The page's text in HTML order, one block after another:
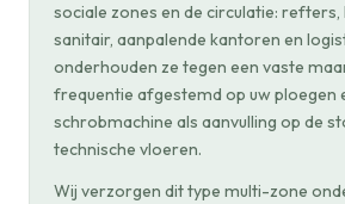
sociale zones en de circulatie: refters,
sanitair, aanpalende kantoren en
onderhouden ze tegen een vaste
frequentie afgestemd op uw ploegen
schrobmachine als aanvulling op de
technische vloeren.
Wij verzorgen dit type multi-zone